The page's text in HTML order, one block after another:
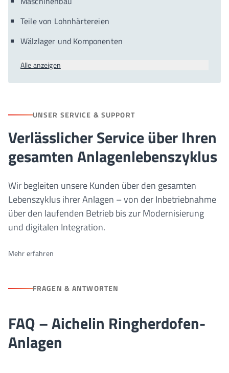
Teile von Lohnhärtereien
Wälzlager und Komponenten
Alle anzeigen
UNSER SERVICE & SUPPORT
Verlässlicher Service über Ihren
gesamten Anlagenlebenszyklus
Wir begleiten unsere Kunden über den gesamten
Lebenszyklus ihrer Anlagen – von der Inbetriebnahme
über den laufenden Betrieb bis zur Modernisierung
und digitalen Integration.
Mehr erfahren
FRAGEN & ANTWORTEN
FAQ – Aichelin Ringherdofen-
Anlagen